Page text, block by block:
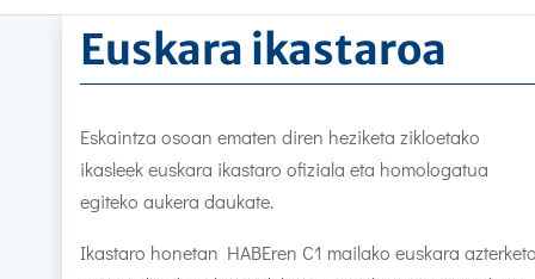
Euskara ikastaroa
Eskaintza osoan ematen diren heziketa zikloetako
ikasleek euskara ikastaro ofiziala eta homologatua
egiteko aukera daukate.
Ikastaro honetan HABEren C1 mailako euskara